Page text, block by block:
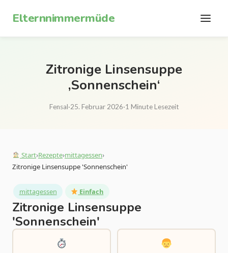
Elternnimmermüde
Zitronige Linsensuppe
‚Sonnenschein‘
Fensal·25. Februar 2026·1 Minute Lesezeit
Start›Rezepte›mittagessen›
Zitronige Linsensuppe 'Sonnenschein'
mittagessen Einfach
Zitronige Linsensuppe
'Sonnenschein'